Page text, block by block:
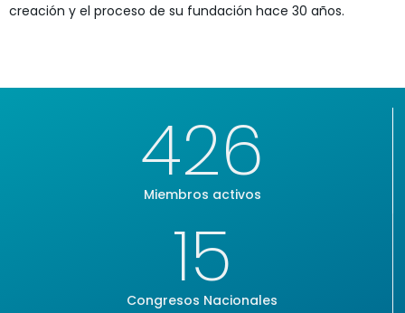
creación y el proceso de su fundación hace 30 años.
Miembros activos
426
Congresos Nacionales
15